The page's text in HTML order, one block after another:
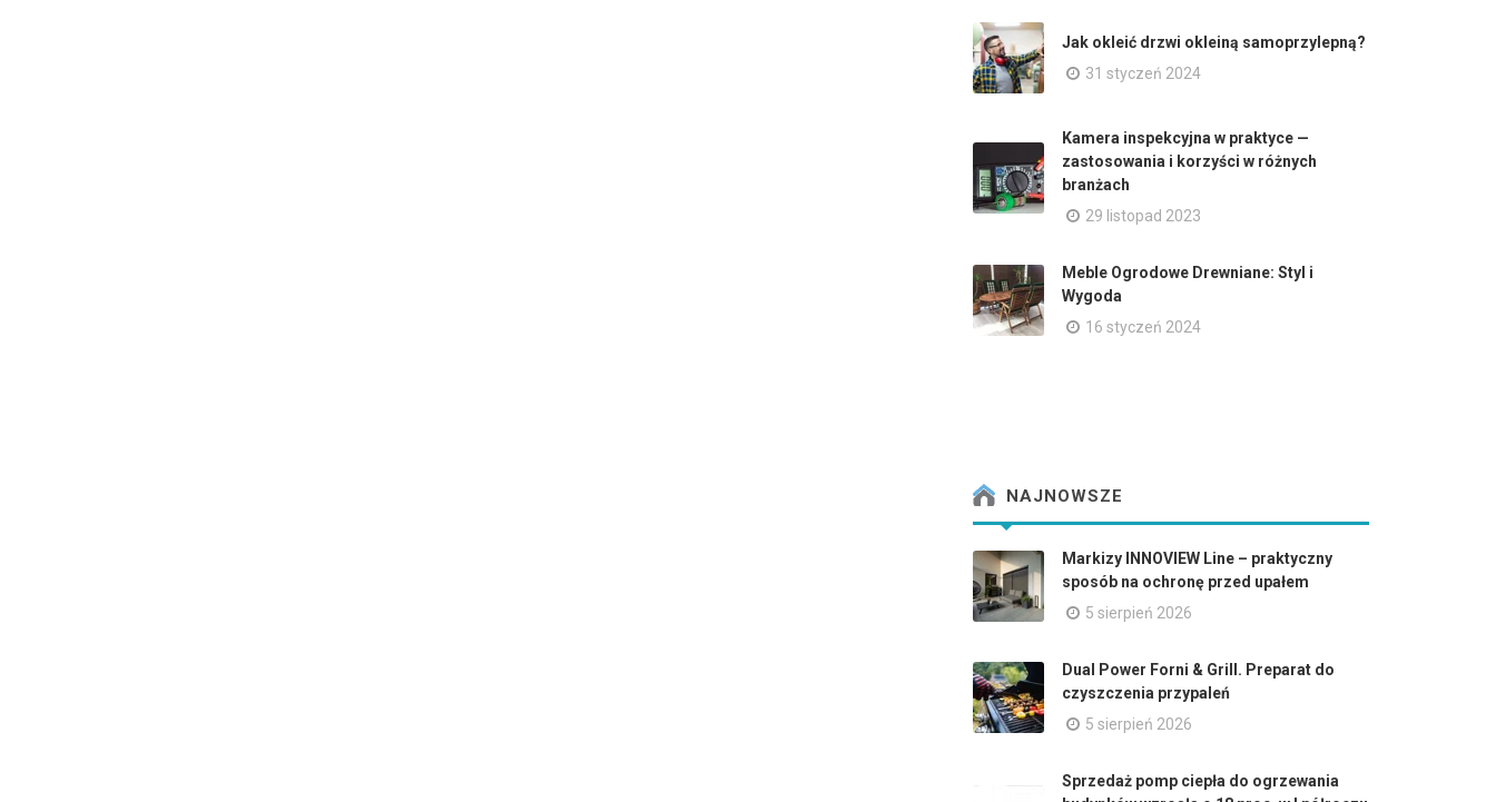
Jak okleić drzwi okleiną samoprzylepną?
31 styczeń 2024
Kamera inspekcyjna w praktyce —
zastosowania i korzyści w różnych
branżach
29 listopad 2023
Meble Ogrodowe Drewniane: Styl i
Wygoda
16 styczeń 2024
NAJNOWSZE
Markizy INNOVIEW Line – praktyczny
sposób na ochronę przed upałem
5 sierpień 2026
Dual Power Forni & Grill. Preparat do
czyszczenia przypaleń
5 sierpień 2026
Sprzedaż pomp ciepła do ogrzewania